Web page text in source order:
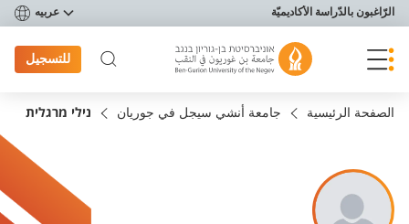
תפריט נגישות
الرّاغبون بالدّراسة الأكاديميّة عربيه
للتسجيل
الصفحة الرئيسية جامعة أنشي سيجل في جوريان נילי מרגלית